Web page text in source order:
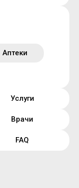
Аптеки
Услуги
Врачи
FAQ